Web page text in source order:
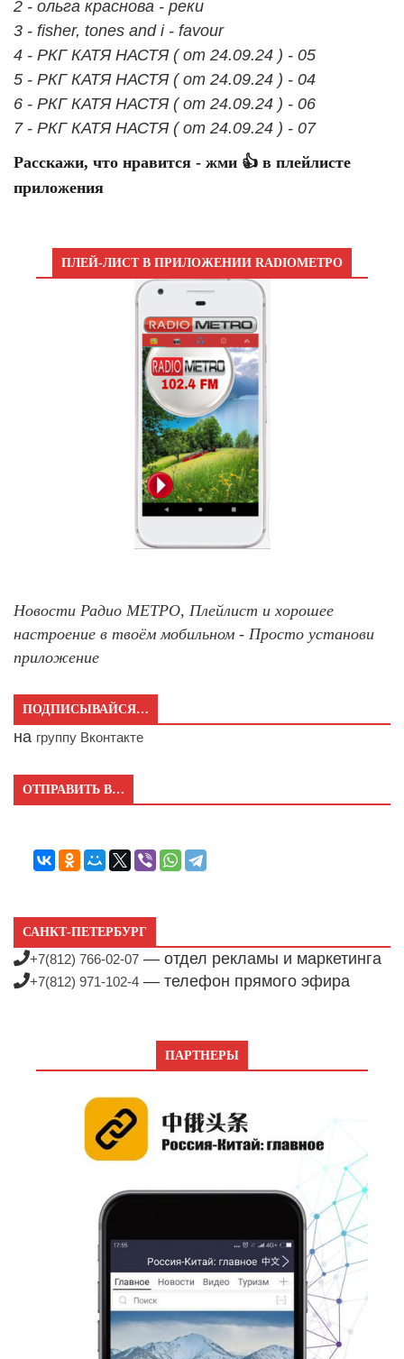
2 - ольга краснова - реки
3 - fisher, tones and i - favour
4 - РКГ КАТЯ НАСТЯ ( от 24.09.24 ) - 05
5 - РКГ КАТЯ НАСТЯ ( от 24.09.24 ) - 04
6 - РКГ КАТЯ НАСТЯ ( от 24.09.24 ) - 06
7 - РКГ КАТЯ НАСТЯ ( от 24.09.24 ) - 07
Расскажи, что нравится - жми 👍 в плейлисте
приложения
ПЛЕЙ-ЛИСТ В ПРИЛОЖЕНИИ RADIOМЕТРО
Новости Радио МЕТРО, Плейлист и хорошее
настроение в твоём мобильном - Просто установи
приложение
ПОДПИСЫВАЙСЯ…
на группу Вконтакте
ОТПРАВИТЬ В…
САНКТ-ПЕТЕРБУРГ
+7(812) 766-02-07 — отдел рекламы и маркетинга
+7(812) 971-102-4 — телефон прямого эфира
ПАРТНЕРЫ